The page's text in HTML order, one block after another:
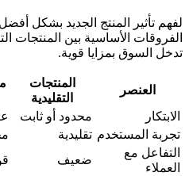
لفهم تأثير المنتج الجديد بشكل
الفروقات الأساسية بين المنتجات
تدخل السوق بمزايا قوية.
العنصر
المنتجات
التقليدية
الابتكار
محدود أو ثابت
تجربة المستخدم تقليدية
التفاعل مع
العملاء
ضعيف